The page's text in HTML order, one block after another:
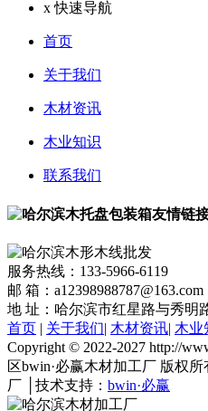
x快速导航
首页
关于我们
木材资讯
木业知识
联系我们
友情链接
服务热线：133-5966-6119
邮 箱：a12398988787@163.com
地 址：哈尔滨市红星路与秀明
首页 | 关于我们| 木材资讯| 木业
Copyright © 2022-2027 http://
区bwin·必赢木材加工厂 版权
厂 │技术支持： bwin·必赢